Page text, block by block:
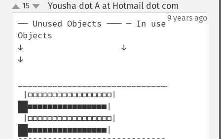
up
down
15 Yousha dot A at Hotmail dot com
9 years ago
── Unused Objects ─── ─ In use
Objects
↓                    ↓
↓
██■■■■■■■■■■■■■■■■|
██■■■■■■■■■■■■■■■■|